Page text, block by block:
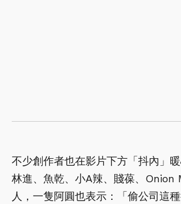
不少創作者也在影片下方「抖內」
林進、魚乾、小A辣、賤葆、Onion
人，一隻阿圓也表示：「偷公司這